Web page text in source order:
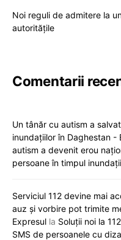
Noi reguli de admitere la
autoritățile
Comentarii
Un tânăr cu autism a
inundațiilor în Daghestan -
autism a devenit erou
persoane în timpul
Serviciul 112 devine mai
auz și vorbire pot trimite
Expresul la Soluții noi la
SMS de persoanele cu